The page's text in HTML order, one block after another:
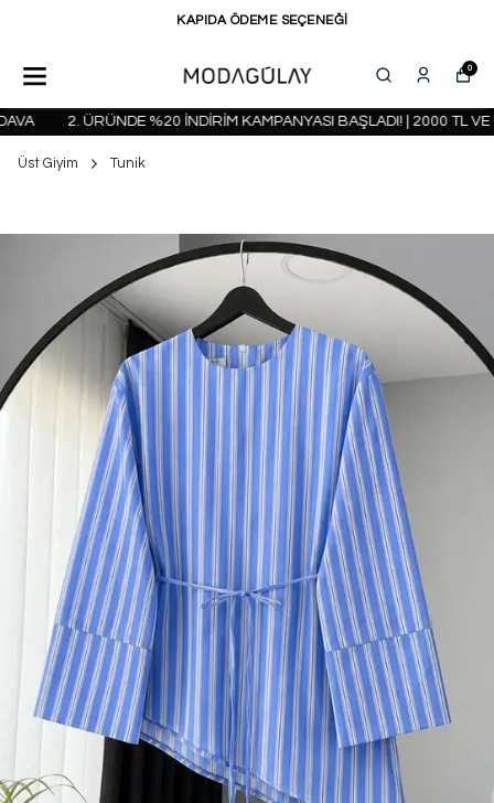
KAPIDA ÖDEME SEÇENEĞİ
0
2. ÜRÜNDE %20 İNDİRİM KAMPANYASI BAŞLADI! | 2000 TL VE
Üst Giyim Tunik